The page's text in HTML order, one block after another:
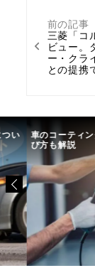
前の記事
三菱「コ
ビュー。
ー・クラ
との提携
い 車のコーティ
び方も解説